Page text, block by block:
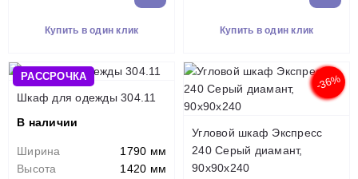
Купить в один клик Купить в один клик
РАССРОЧКА
Шкаф для одежды 304.11
В наличии
Ширина
1790 мм
Высота
1420 мм
-36%
Угловой шкаф Экспресс
240 Серый диамант,
90х90х240